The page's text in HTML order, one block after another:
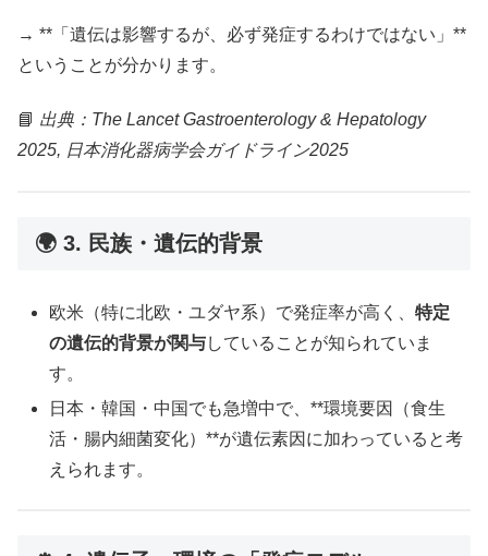
→ **「遺伝は影響するが、必ず発症するわけではない」**
ということが分かります。
📘 出典：The Lancet Gastroenterology & Hepatology
2025, 日本消化器病学会ガイドライン2025
🌍 3. 民族・遺伝的背景
欧米（特に北欧・ユダヤ系）で発症率が高く、特定
の遺伝的背景が関与していることが知られていま
す。
日本・韓国・中国でも急増中で、**環境要因（食生
活・腸内細菌変化）**が遺伝素因に加わっていると考
えられます。